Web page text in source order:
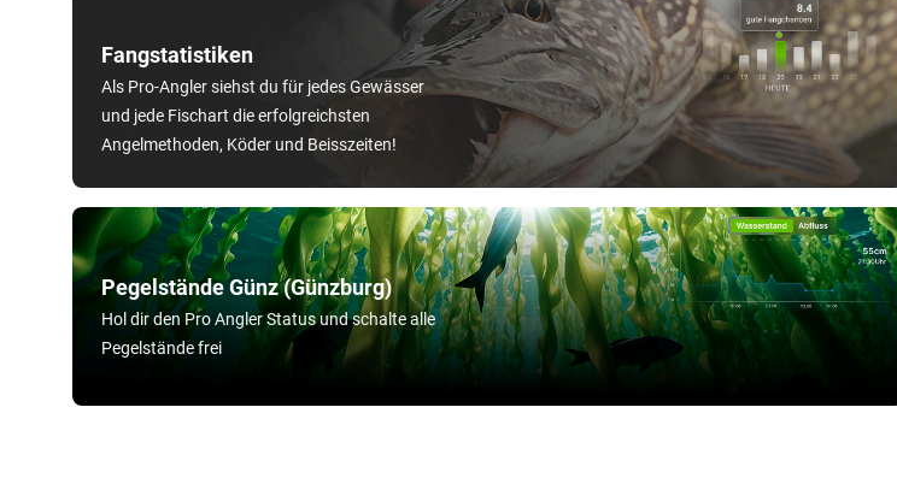
Pegelstände Günz (Günzburg)
Hol dir den Pro Angler Status und schalte alle
Pegelstände frei
Fangstatistiken
Als Pro-Angler siehst du für jedes Gewässer
und jede Fischart die erfolgreichsten
Angelmethoden, Köder und Beisszeiten!